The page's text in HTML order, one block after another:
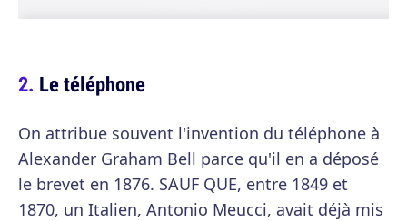
Le téléphone
On attribue souvent l'invention du téléphone à
Alexander Graham Bell parce qu'il en a déposé
le brevet en 1876. SAUF QUE, entre 1849 et
1870, un Italien, Antonio Meucci, avait déjà mis